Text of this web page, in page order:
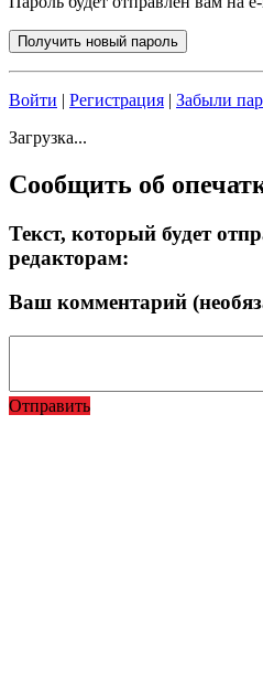
Войти | Регистрация | Забыли
Загрузка...
Сообщить об
Текст, который будет
редакторам:
Ваш комментарий
Отправить